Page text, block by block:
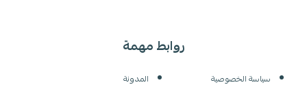
روابط مهمة
سياسة الخصوصية المدونة